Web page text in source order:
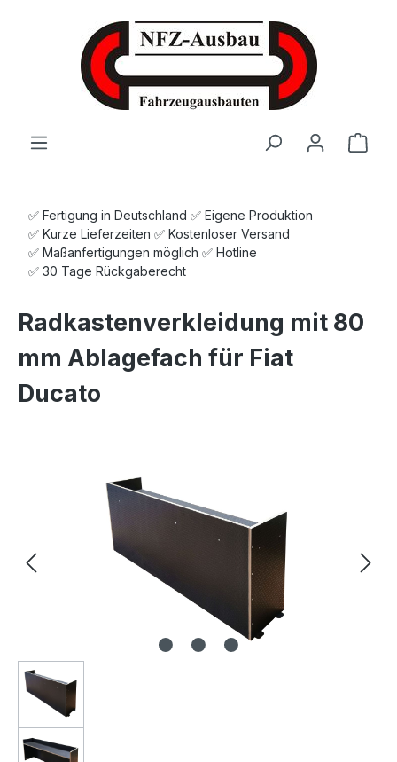
Zum Hauptinhalt springen
✅ Fertigung in Deutschland ✅ Eigene Produktion
✅ Kurze Lieferzeiten ✅ Kostenloser Versand
✅ Maßanfertigungen möglich ✅ Hotline
✅ 30 Tage Rückgaberecht
Radkastenverkleidung mit 80
mm Ablagefach für Fiat
Ducato